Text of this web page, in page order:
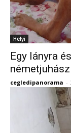
Helyi
Egy lányra
németjuhász
cegledipanorama -